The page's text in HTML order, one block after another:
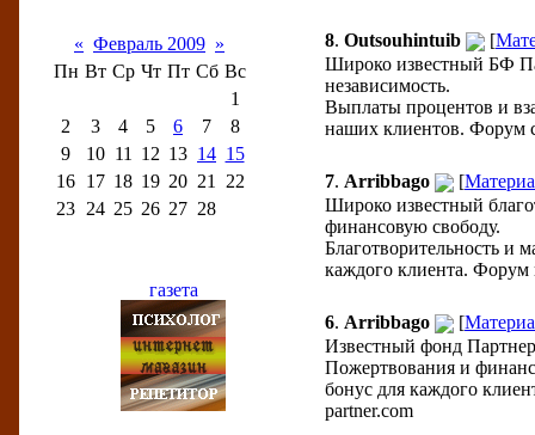
« Февраль 2009 »
Пн Вт Ср Чт Пт Сб Вс
1
2
3 4 5 6 7
8
9
10 11 12 13 14 15
16 17 18 19 20 21
22
23 24 25 26 27 28
8. Outsouhintuib [
Широко известный БФ
независимость.
Выплаты процентов и
наших клиентов. Форум
7. Arribbago [
Широко известный
финансовую свободу.
Благотворительность и
каждого клиента. Форум
6. Arribbago [
Известный фонд Партнер
Пожертвования и
бонус для каждого
partner.com